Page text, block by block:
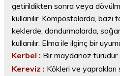
getirildikten sonra veya
kullanılır. Kompostolarda, bazı
keklerde, dondurmalarda,
kullanılır. Elma ile ilginç bir
Kerbel : Bir maydanoz türüdür.
Kereviz : Kökleri ve yaprakları